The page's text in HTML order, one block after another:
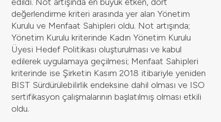
değerlendirme kriteri arasında yer alan Yönetim
Kurulu ve Menfaat Sahipleri oldu. Not artışında;
Yönetim Kurulu kriterinde Kadın Yönetim Kurulu
Üyesi Hedef Politikası oluşturulması ve kabul
edilerek uygulamaya geçilmesi; Menfaat Sahipleri
kriterinde ise Şirketin Kasım 2018 itibariyle yeniden
BIST Sürdürülebilirlik endeksine dahil olması ve ISO
sertifikasyon çalışmalarının başlatılmış olması etkili
oldu.